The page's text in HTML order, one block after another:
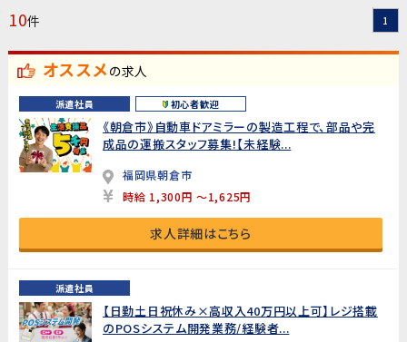
10件 1
オススメの求人
派遣社員 初心者歓迎
《朝倉市》自動車ドアミラーの製造工程で、部品や完
成品の運搬スタッフ募集!【未経験...
福岡県朝倉市
時給 1,300円 ～1,625円
求人詳細はこちら
派遣社員
【日勤土日祝休み×高収入40万円以上可】レジ搭載
のPOSシステム開発業務/経験者...